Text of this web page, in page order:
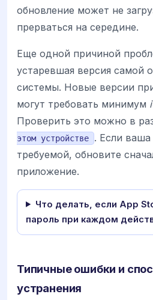
обновление может не
прерваться на середине.
Еще одной причиной
устаревшая версия самой
системы. Новые версии
могут требовать минимум
Проверить это можно в
этом устройстве
. Если ваша
требуемой, обновите
приложение.
Что делать, если App
пароль при каждом
Типичные ошибки и
устранения